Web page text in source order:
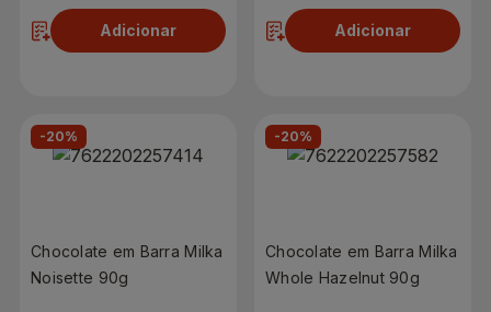
Adicionar Adicionar
-20%
Chocolate em Barra Milka
Noisette 90g
-20%
Chocolate em Barra Milka
Whole Hazelnut 90g